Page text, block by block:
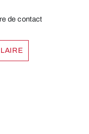
de contact